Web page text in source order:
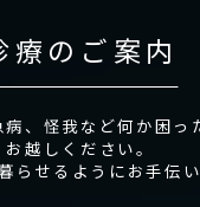
療のご案内
、怪我など何か困っ
お越しください。
らせるようにお手伝い